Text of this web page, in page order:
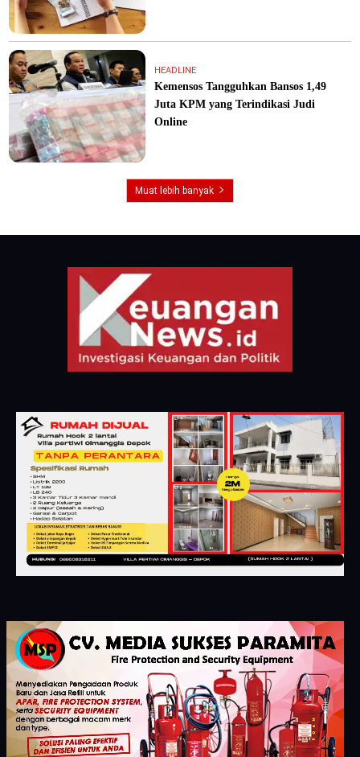
HEADLINE
Kemensos Tangguhkan Bansos 1,49
Juta KPM yang Terindikasi Judi
Online
Muat lebih banyak